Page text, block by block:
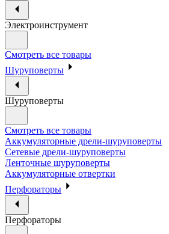
Электроинструмент
Смотреть все товары
Шуруповерты
Шуруповерты
Смотреть все товары
Аккумуляторные дрели-шуруповерты
Сетевые дрели-шуруповерты
Ленточные шуруповерты
Аккумуляторные отвертки
Перфораторы
Перфораторы